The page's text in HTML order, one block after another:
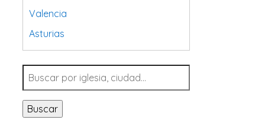
Valencia
Asturias
Tarragona
Navarra
Valladolid
Sevilla
Buscar